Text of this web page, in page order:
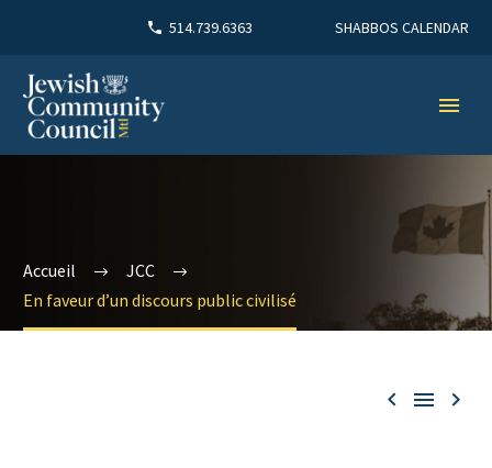
514.739.6363 SHABBOS CALENDAR
Accueil
JCC
En faveur d’un discours public civilisé
  